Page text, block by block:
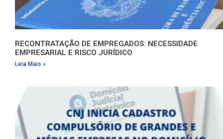
RECONTRATAÇÃO DE EMPREGADOS: NECESSIDADE
EMPRESARIAL E RISCO JURÍDICO
Leia Mais »